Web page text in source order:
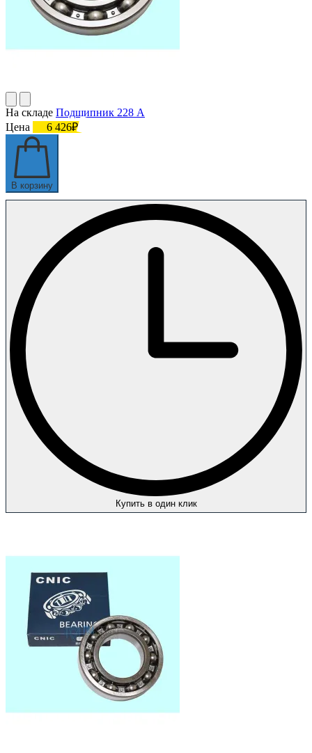
На складе Подшипник 228 А
Цена
6 426₽
В корзину
Купить в один клик